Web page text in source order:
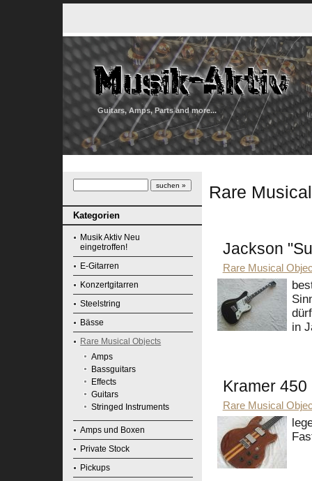
Guitars, Amps, Parts and more...
Kategorien
Musik Aktiv Neu
eingetroffen!
E-Gitarren
Konzertgitarren
Steelstring
Bässe
Rare Musical Objects
Amps
Bassguitars
Effects
Guitars
Stringed Instruments
Amps und Boxen
Private Stock
Pickups
Rare
Jackson
Rare Musical
in
Kramer 450
Rare Musical